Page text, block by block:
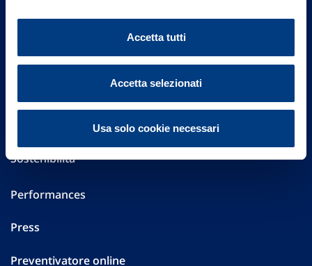
Accetta tutti
Accetta selezionati
Usa solo cookie necessari
Governance
Altre informazioni
Sostenibilità
Performances
Press
Preventivatore online